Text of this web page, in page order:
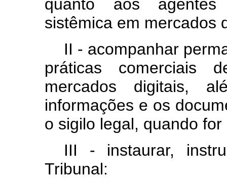
quanto aos agentes
sistêmica em mercados
II - acompanhar
práticas comerciais
mercados digitais,
informações e os
o sigilo legal, quando for
III - instaurar,
Tribunal: